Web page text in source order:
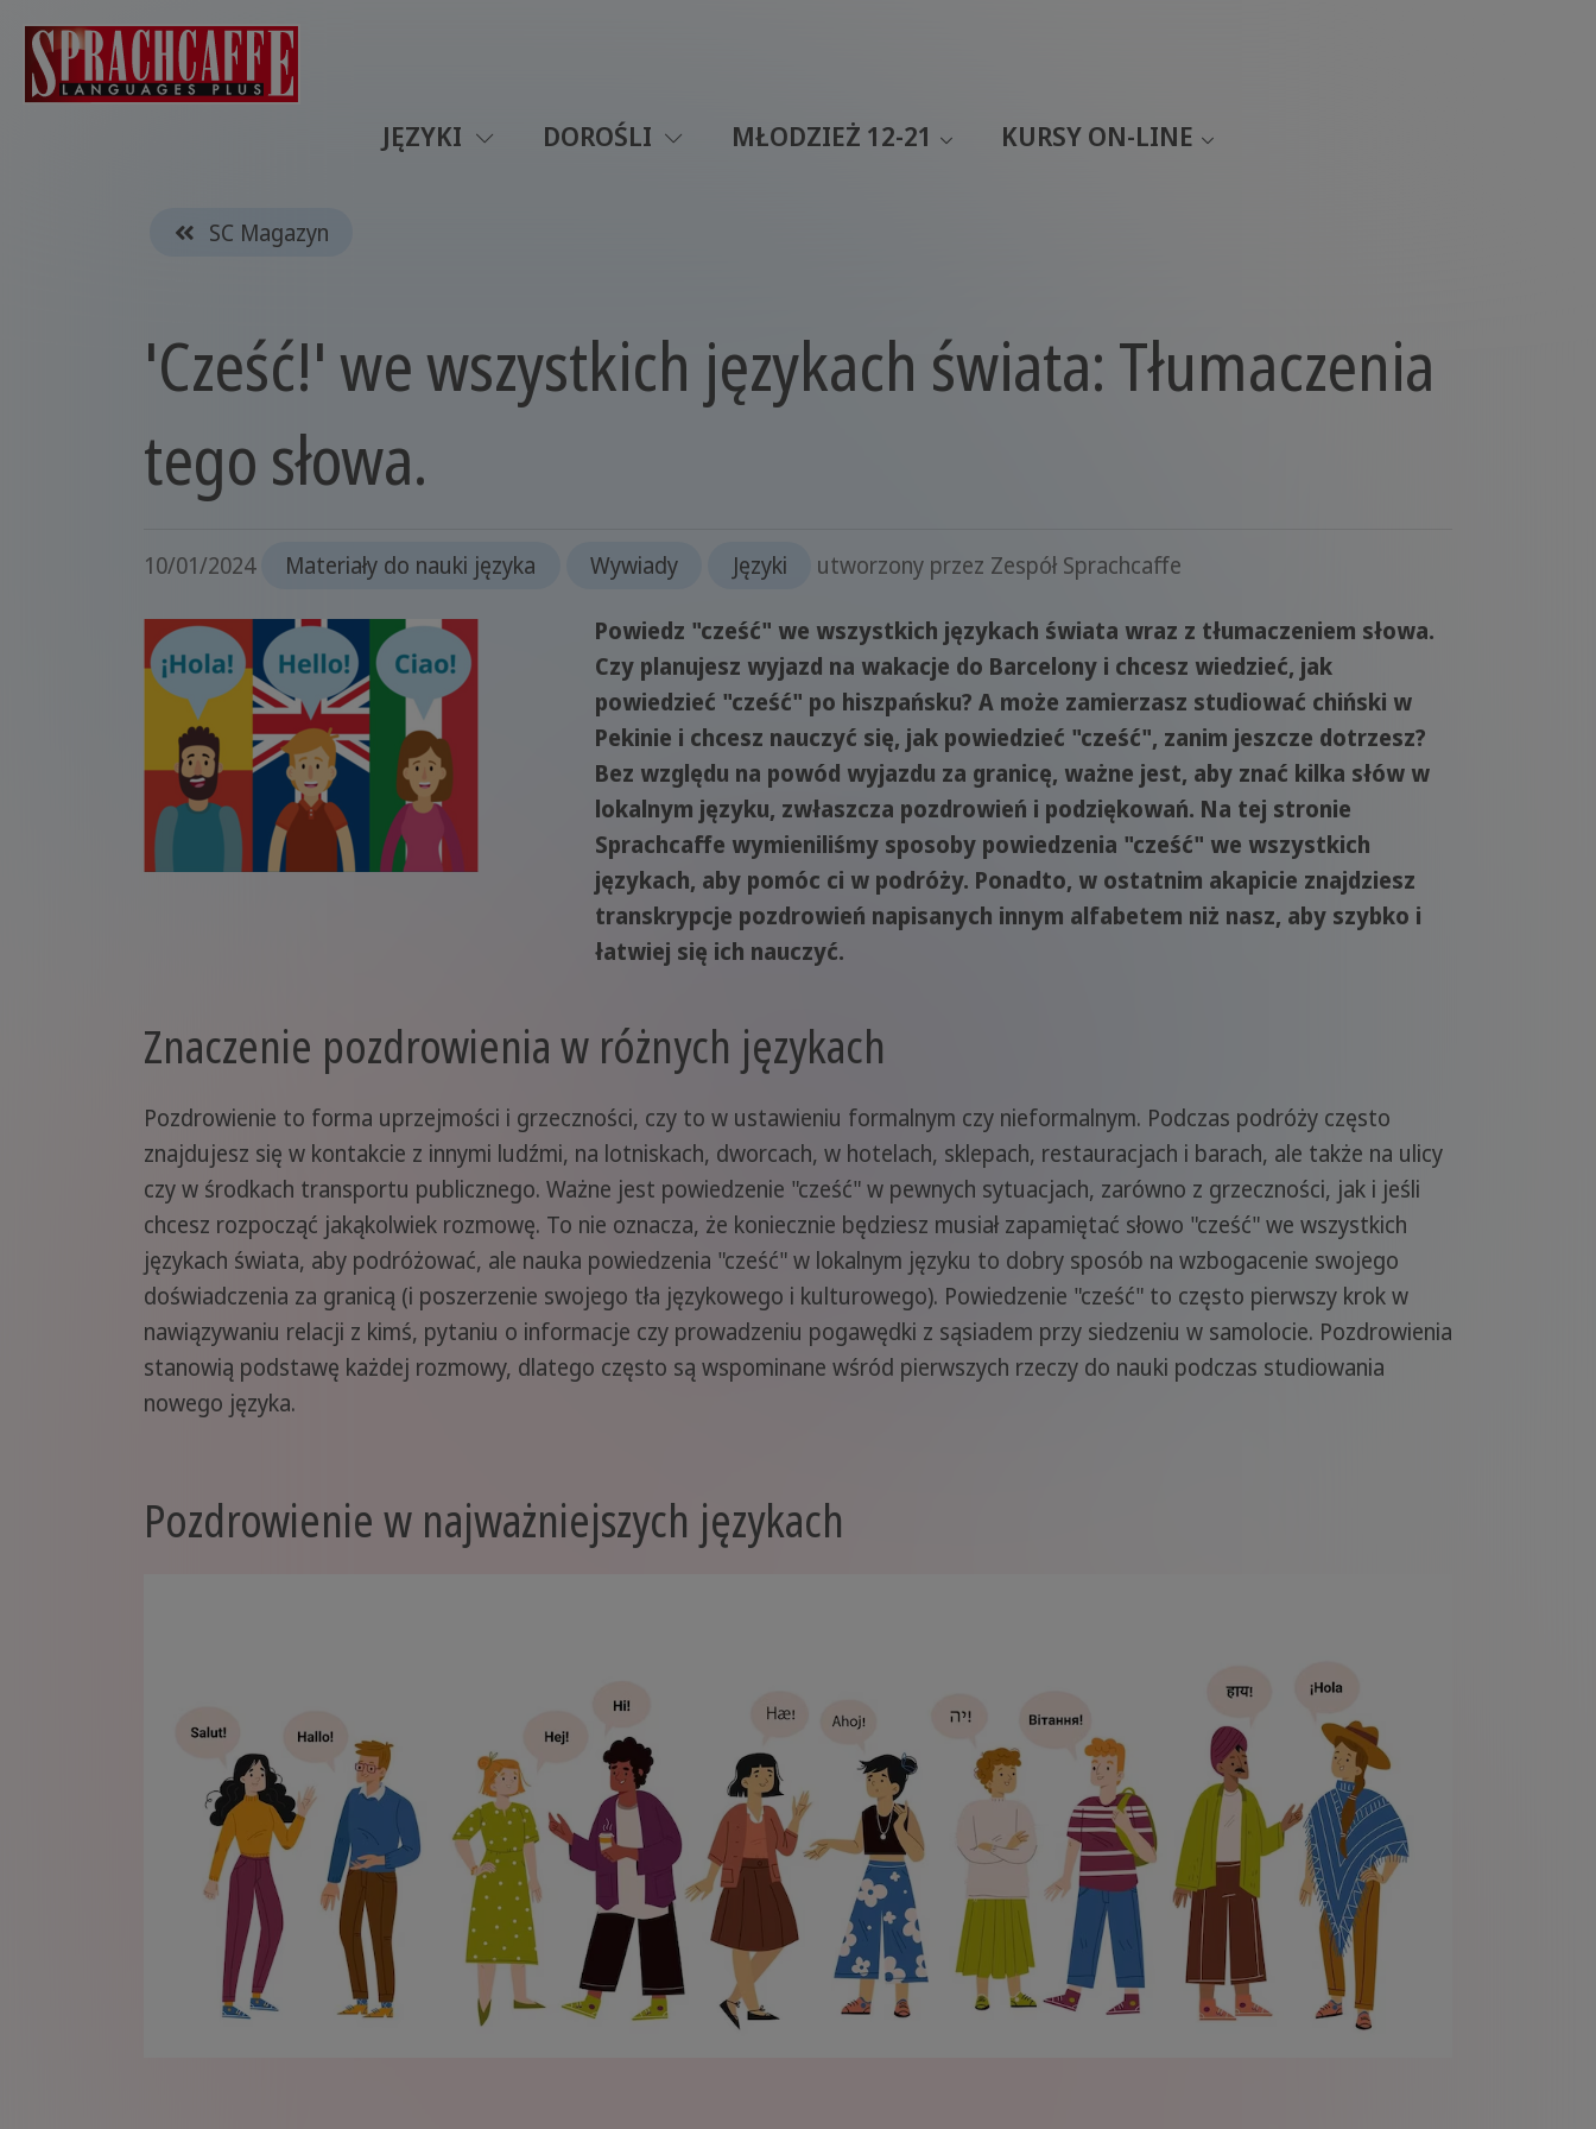
JĘZYKI DOROŚLI MŁODZIEŻ 12-21 KURSY ON-LINE
SC Magazyn
'Cześć!' we wszystkich językach świata: Tłumaczenia
tego słowa.
10/01/2024 Materiały do nauki języka Wywiady Języki utworzony przez Zespół Sprachcaffe
Powiedz "cześć" we wszystkich językach świata wraz z tłumaczeniem słowa.
Czy planujesz wyjazd na wakacje do Barcelony i chcesz wiedzieć, jak
powiedzieć "cześć" po hiszpańsku? A może zamierzasz studiować chiński w
Pekinie i chcesz nauczyć się, jak powiedzieć "cześć", zanim jeszcze dotrzesz?
Bez względu na powód wyjazdu za granicę, ważne jest, aby znać kilka słów w
lokalnym języku, zwłaszcza pozdrowień i podziękowań. Na tej stronie
Sprachcaffe wymieniliśmy sposoby powiedzenia "cześć" we wszystkich
językach, aby pomóc ci w podróży. Ponadto, w ostatnim akapicie znajdziesz
transkrypcje pozdrowień napisanych innym alfabetem niż nasz, aby szybko i
łatwiej się ich nauczyć.
Znaczenie pozdrowienia w różnych językach
Pozdrowienie to forma uprzejmości i grzeczności, czy to w ustawieniu formalnym czy nieformalnym. Podczas podróży często
znajdujesz się w kontakcie z innymi ludźmi, na lotniskach, dworcach, w hotelach, sklepach, restauracjach i barach, ale także na ulicy
czy w środkach transportu publicznego. Ważne jest powiedzenie "cześć" w pewnych sytuacjach, zarówno z grzeczności, jak i jeśli
chcesz rozpocząć jakąkolwiek rozmowę. To nie oznacza, że koniecznie będziesz musiał zapamiętać słowo "cześć" we wszystkich
językach świata, aby podróżować, ale nauka powiedzenia "cześć" w lokalnym języku to dobry sposób na wzbogacenie swojego
doświadczenia za granicą (i poszerzenie swojego tła językowego i kulturowego). Powiedzenie "cześć" to często pierwszy krok w
nawiązywaniu relacji z kimś, pytaniu o informacje czy prowadzeniu pogawędki z sąsiadem przy siedzeniu w samolocie. Pozdrowienia
stanowią podstawę każdej rozmowy, dlatego często są wspominane wśród pierwszych rzeczy do nauki podczas studiowania
nowego języka.
Pozdrowienie w najważniejszych językach